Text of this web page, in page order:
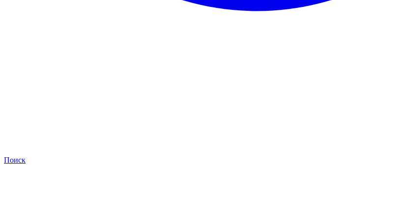
Поиск